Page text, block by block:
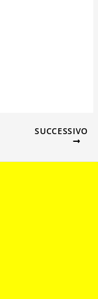
SUCCESSIVO